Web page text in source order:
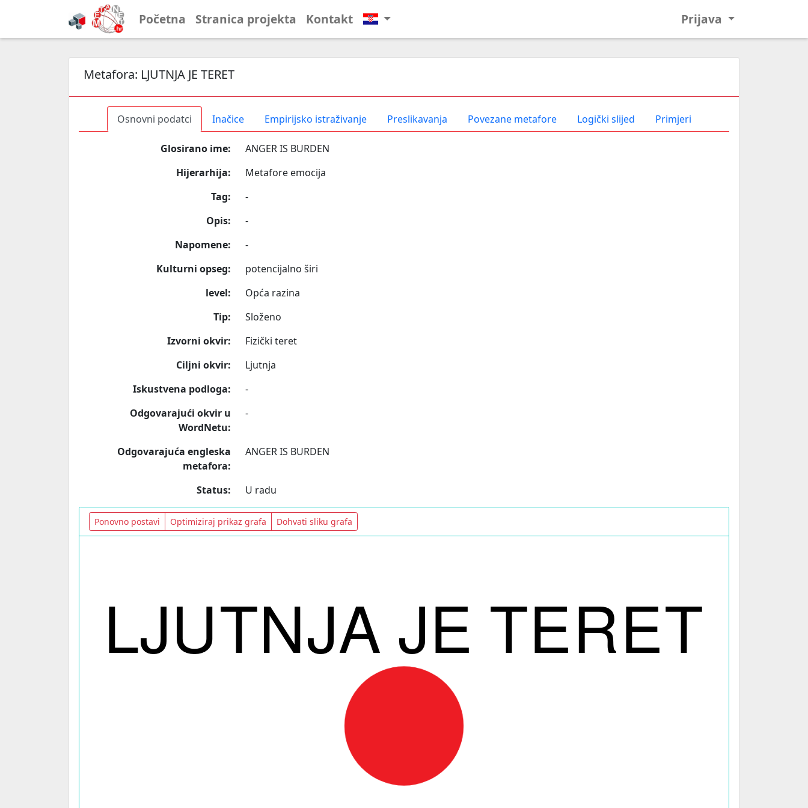
Početna Stranica projekta Kontakt Prijava
Metafora: LJUTNJA JE TERET
Osnovni podatci Inačice Empirijsko istraživanje Preslikavanja Povezane metafore Logički slijed Primjeri
Glosirano ime:
ANGER IS BURDEN
Hijerarhija:
Metafore emocija
Tag:
-
Opis:
-
Napomene:
-
Kulturni opseg:
potencijalno širi
level:
Opća razina
Tip:
Složeno
Izvorni okvir:
Fizički teret
Ciljni okvir:
Ljutnja
Iskustvena podloga:
-
Odgovarajući okvir u
WordNetu:
-
Odgovarajuća engleska
metafora:
ANGER IS BURDEN
Status: U radu
Ponovno postavi Optimiziraj prikaz grafa Dohvati sliku grafa